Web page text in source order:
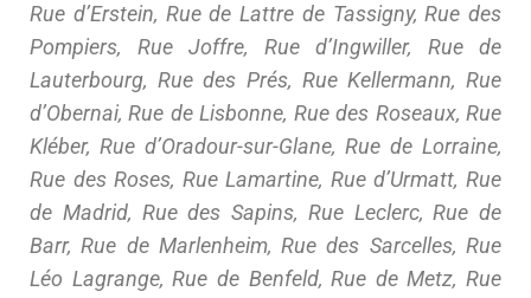
Rue d’Erstein, Rue de Lattre de Tassigny, Rue des
Pompiers, Rue Joffre, Rue d’Ingwiller, Rue de
Lauterbourg, Rue des Prés, Rue Kellermann, Rue
d’Obernai, Rue de Lisbonne, Rue des Roseaux, Rue
Kléber, Rue d’Oradour-sur-Glane, Rue de Lorraine,
Rue des Roses, Rue Lamartine, Rue d’Urmatt, Rue
de Madrid, Rue des Sapins, Rue Leclerc, Rue de
Barr, Rue de Marlenheim, Rue des Sarcelles, Rue
Léo Lagrange, Rue de Benfeld, Rue de Metz, Rue